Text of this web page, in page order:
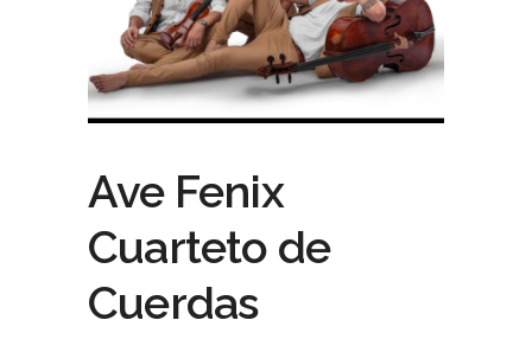
Ave Fenix
Cuarteto de
Cuerdas